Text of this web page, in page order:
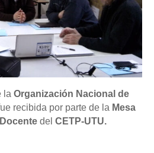
la Organización Nacional de
recibida por parte de la Mesa
del CETP-UTU.